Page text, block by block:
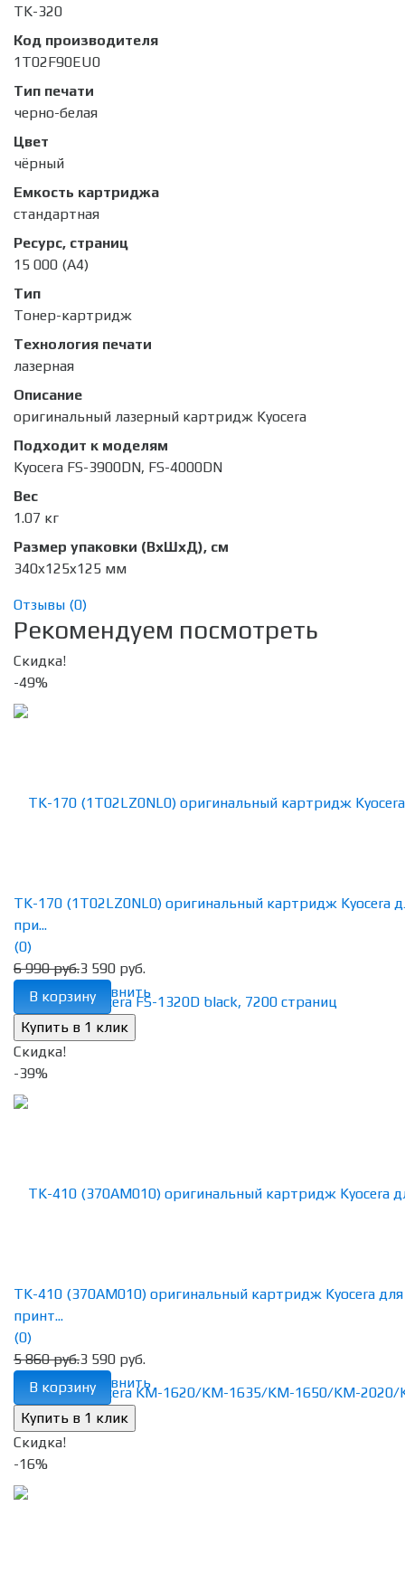
TK-320
Код производителя
1T02F90EU0
Тип печати
черно-белая
Цвет
чёрный
Емкость картриджа
стандартная
Ресурс, страниц
15 000 (А4)
Тип
Тонер-картридж
Технология печати
лазерная
Описание
оригинальный лазерный картридж Kyocera
Подходит к моделям
Kyocera FS-3900DN, FS-4000DN
Вес
1.07 кг
Размер упаковки (ВхШхД), см
340x125x125 мм
Отзывы (0)
Рекомендуем посмотреть
Скидка!
-49%
избранное сравнить
TK-170 (1T02LZ0NL0) оригинальный картридж Kyocera
при...
(0)
6 990 руб.3 590 руб.
В корзину
Скидка!
-39%
избранное сравнить
TK-410 (370АМ010) оригинальный картридж Kyocera для
принт...
(0)
5 860 руб.3 590 руб.
В корзину
Скидка!
-16%